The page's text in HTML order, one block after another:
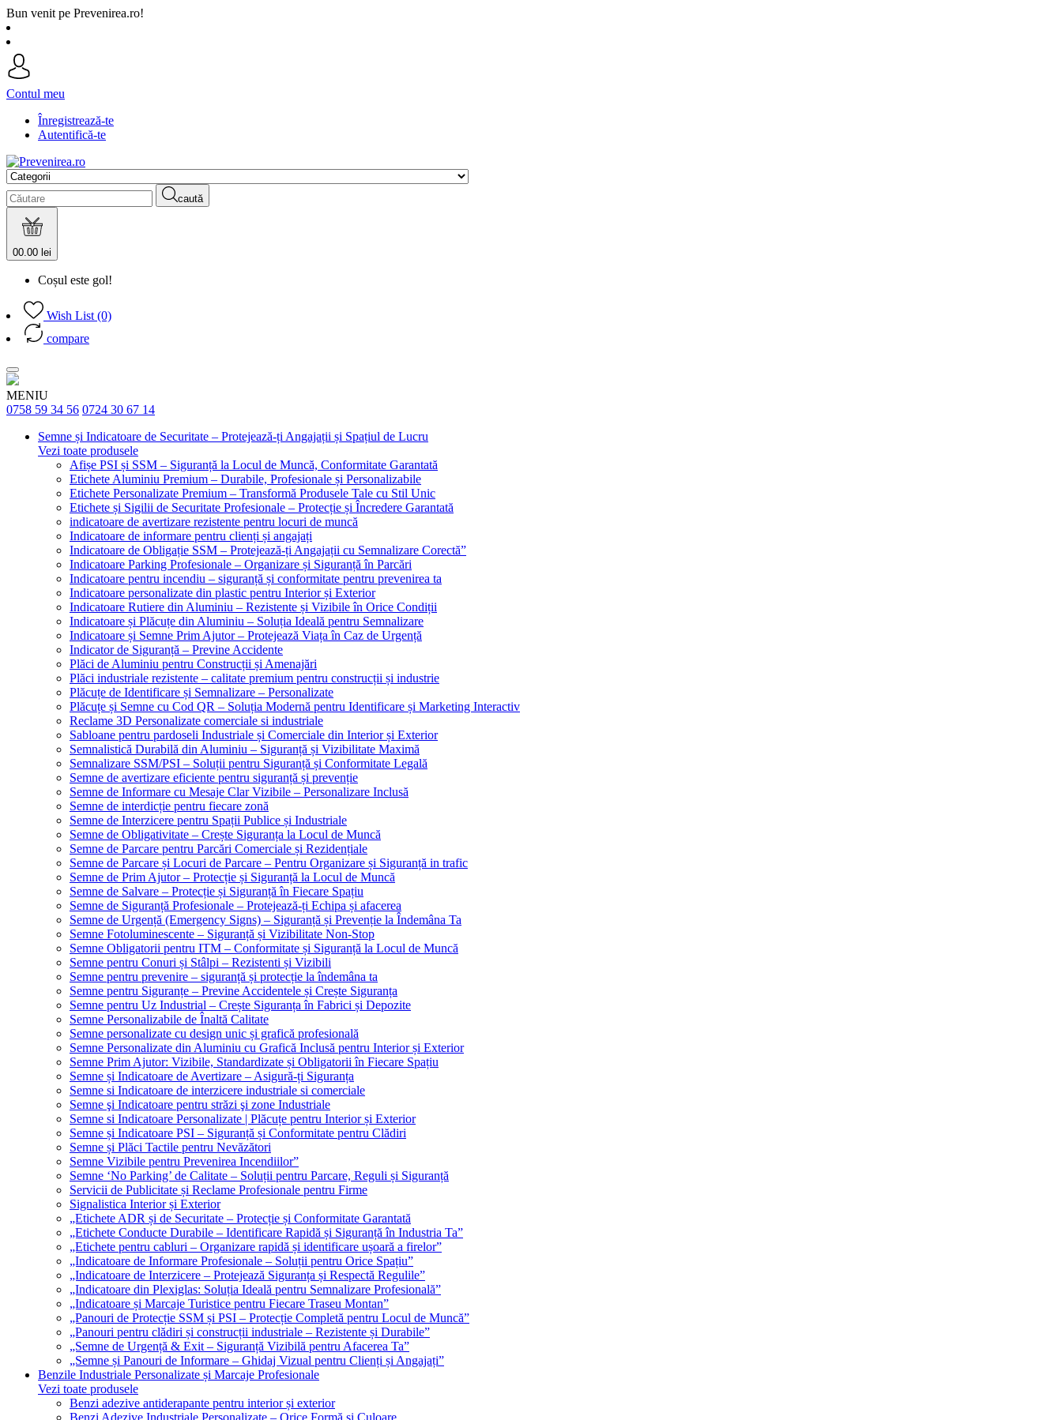
Bun venit pe Prevenirea.ro!
Contul meu
Înregistrează-te
Autentifică-te
caută
00.00 lei
Coșul este gol!
Wish List (0)
compare
MENIU
0758 59 34 56 0724 30 67 14
Semne și Indicatoare de Securitate – Protejează-ți Angajații și Spațiul de Lucru
Vezi toate produsele
Afișe PSI și SSM – Siguranță la Locul de Muncă, Conformitate Garantată
Etichete Aluminiu Premium – Durabile, Profesionale și Personalizabile
Etichete Personalizate Premium – Transformă Produsele Tale cu Stil Unic
Etichete și Sigilii de Securitate Profesionale – Protecție și Încredere Garantată
indicatoare de avertizare rezistente pentru locuri de muncă
Indicatoare de informare pentru clienți și angajați
Indicatoare de Obligație SSM – Protejează-ți Angajații cu Semnalizare Corectă”
Indicatoare Parking Profesionale – Organizare și Siguranță în Parcări
Indicatoare pentru incendiu – siguranță și conformitate pentru prevenirea ta
Indicatoare personalizate din plastic pentru Interior și Exterior
Indicatoare Rutiere din Aluminiu – Rezistente și Vizibile în Orice Condiții
Indicatoare și Plăcuțe din Aluminiu – Soluția Ideală pentru Semnalizare
Indicatoare și Semne Prim Ajutor – Protejează Viața în Caz de Urgență
Indicator de Siguranță – Previne Accidente
Plăci de Aluminiu pentru Construcții și Amenajări
Plăci industriale rezistente – calitate premium pentru construcții și industrie
Plăcuțe de Identificare și Semnalizare – Personalizate
Plăcuțe și Semne cu Cod QR – Soluția Modernă pentru Identificare și Marketing Interactiv
Reclame 3D Personalizate comerciale si industriale
Sabloane pentru pardoseli Industriale și Comerciale din Interior și Exterior
Semnalistică Durabilă din Aluminiu – Siguranță și Vizibilitate Maximă
Semnalizare SSM/PSI – Soluții pentru Siguranță și Conformitate Legală
Semne de avertizare eficiente pentru siguranță și prevenție
Semne de Informare cu Mesaje Clar Vizibile – Personalizare Inclusă
Semne de interdicție pentru fiecare zonă
Semne de Interzicere pentru Spații Publice și Industriale
Semne de Obligativitate – Crește Siguranța la Locul de Muncă
Semne de Parcare pentru Parcări Comerciale și Rezidențiale
Semne de Parcare și Locuri de Parcare – Pentru Organizare și Siguranță in trafic
Semne de Prim Ajutor – Protecție și Siguranță la Locul de Muncă
Semne de Salvare – Protecție și Siguranță în Fiecare Spațiu
Semne de Siguranță Profesionale – Protejează-ți Echipa și afacerea
Semne de Urgență (Emergency Signs) – Siguranță și Prevenție la Îndemâna Ta
Semne Fotoluminescente – Siguranță și Vizibilitate Non-Stop
Semne Obligatorii pentru ITM – Conformitate și Siguranță la Locul de Muncă
Semne pentru Conuri și Stâlpi – Rezistenti și Vizibili
Semne pentru prevenire – siguranță și protecție la îndemâna ta
Semne pentru Siguranțe – Previne Accidentele și Crește Siguranța
Semne pentru Uz Industrial – Crește Siguranța în Fabrici și Depozite
Semne Personalizabile de Înaltă Calitate
Semne personalizate cu design unic și grafică profesională
Semne Personalizate din Aluminiu cu Grafică Inclusă pentru Interior și Exterior
Semne Prim Ajutor: Vizibile, Standardizate și Obligatorii în Fiecare Spațiu
Semne și Indicatoare de Avertizare – Asigură-ți Siguranța
Semne si Indicatoare de interzicere industriale si comerciale
Semne şi Indicatoare pentru străzi şi zone Industriale
Semne si Indicatoare Personalizate | Plăcuțe pentru Interior și Exterior
Semne și Indicatoare PSI – Siguranță și Conformitate pentru Clădiri
Semne și Plăci Tactile pentru Nevăzători
Semne Vizibile pentru Prevenirea Incendiilor”
Semne ‘No Parking’ de Calitate – Soluții pentru Parcare, Reguli și Siguranță
Servicii de Publicitate și Reclame Profesionale pentru Firme
Signalistica Interior și Exterior
„Etichete ADR și de Securitate – Protecție și Conformitate Garantată
„Etichete Conducte Durabile – Identificare Rapidă și Siguranță în Industria Ta”
„Etichete pentru cabluri – Organizare rapidă și identificare ușoară a firelor”
„Indicatoare de Informare Profesionale – Soluții pentru Orice Spațiu”
„Indicatoare de Interzicere – Protejează Siguranța și Respectă Regulile”
„Indicatoare din Plexiglas: Soluția Ideală pentru Semnalizare Profesională”
„Indicatoare și Marcaje Turistice pentru Fiecare Traseu Montan”
„Panouri de Protecție SSM și PSI – Protecție Completă pentru Locul de Muncă”
„Panouri pentru clădiri și construcții industriale – Rezistente și Durabile”
„Semne de Urgență & Exit – Siguranță Vizibilă pentru Afacerea Ta”
„Semne și Panouri de Informare – Ghidaj Vizual pentru Clienți și Angajați”
Benzile Industriale Personalizate și Marcaje Profesionale
Vezi toate produsele
Benzi adezive antiderapante pentru interior și exterior
Benzi Adezive Industriale Personalizate – Orice Formă și Culoare